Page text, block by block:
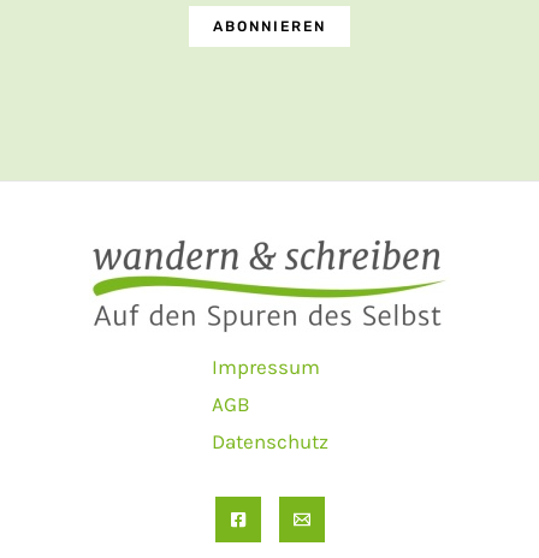
Impressum
AGB
Datenschutz